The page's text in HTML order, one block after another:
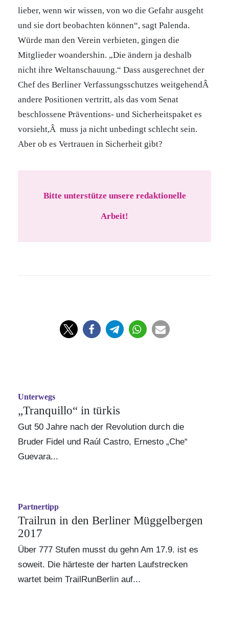
lieber, wenn wir wissen, von wo die Gefahr ausgeht
und sie dort beobachten können“, sagt Palenda.
Würde man den Verein verbieten, gingen die
Mitglieder woandershin. „Die ändern ja deshalb
nicht ihre Weltanschauung.“ Dass ausgerechnet der
Chef des Berliner Verfassungsschutzes weitgehendÂ
andere Positionen vertritt, als das vom Senat
beschlossene Präventions- und Sicherheitspaket es
vorsieht,Â muss ja nicht unbedingt schlecht sein.
Aber ob es Vertrauen in Sicherheit gibt?
Bitte unterstütze unsere redaktionelle
Arbeit!
Unterwegs
„Tranquillo“ in türkis
Gut 50 Jahre nach der Revolution durch die
Bruder Fidel und Raúl Castro, Ernesto „Che“
Guevara...
Partnertipp
Trailrun in den Berliner Müggelbergen
2017
Über 777 Stufen musst du gehn Am 17.9. ist es
soweit. Die härteste der harten Laufstrecken
wartet beim TrailRunBerlin auf...